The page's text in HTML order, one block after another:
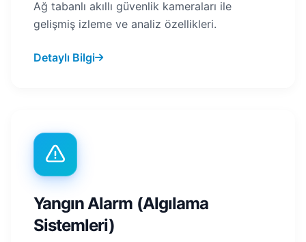
Ağ tabanlı akıllı güvenlik kameraları ile
gelişmiş izleme ve analiz özellikleri.
Detaylı Bilgi
Yangın Alarm (Algılama
Sistemleri)